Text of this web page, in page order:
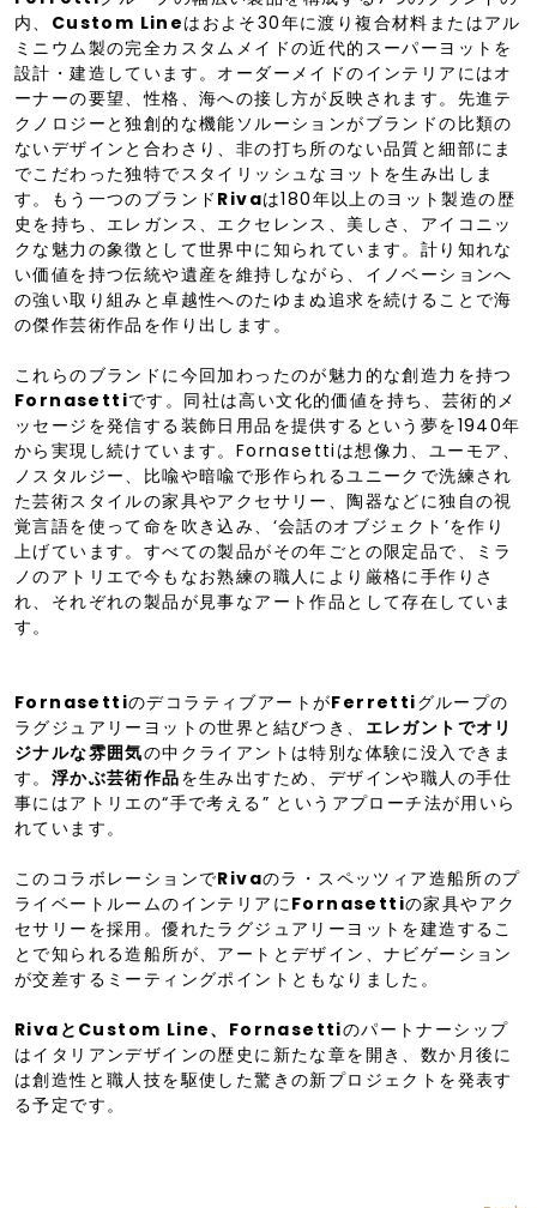
内、 Custom Lineはおよそ30年に渡り複合材料またはアル
ミニウム製の完全カスタムメイドの近代的スーパーヨットを
設計・建造しています。オーダーメイドのインテリアにはオ
ーナーの要望、性格、海への接し方が反映されます。先進テ
クノロジーと独創的な機能ソルーションがブランドの比類の
ないデザインと合わさり、非の打ち所のない品質と細部にま
でこだわった独特でスタイリッシュなヨットを生み出しま
す。もう一つのブランド Rivaは180年以上のヨット製造の歴
史を持ち、エレガンス、エクセレンス、美しさ、アイコニッ
クな魅力の象徴として世界中に知られています。計り知れな
い価値を持つ伝統や遺産を維持しながら、イノベーションへ
の強い取り組みと卓越性へのたゆまぬ追求を続けることで海
の傑作芸術作品を作り出します。
これらのブランドに今回加わったのが魅力的な創造力を持つ
Fornasettiです。同社は高い文化的価値を持ち、芸術的メ
ッセージを発信する装飾日用品を提供するという夢を1940年
から実現し続けています。Fornasettiは想像力、ユーモア、
ノスタルジー、比喩や暗喩で形作られるユニークで洗練され
た芸術スタイルの家具やアクセサリー、陶器などに独自の視
覚言語を使って命を吹き込み、‘会話のオブジェクト’を作り
上げています。すべての製品がその年ごとの限定品で、ミラ
ノのアトリエで今もなお熟練の職人により厳格に手作りさ
れ、それぞれの製品が見事なアート作品として存在していま
す。
FornasettiのデコラティブアートがFerrettiグループの
ラグジュアリーヨットの世界と結びつき、 エレガントでオリ
ジナルな雰囲気の中クライアントは特別な体験に没入できま
す。 浮かぶ芸術作品を生み出すため、デザインや職人の手仕
事にはアトリエの“手で考える” というアプローチ法が用いら
れています。
このコラボレーションでRivaのラ・スペッツィア造船所のプ
ライベートルームのインテリアにFornasettiの家具やアク
セサリーを採用。優れたラグジュアリーヨットを建造するこ
とで知られる造船所が、アートとデザイン、ナビゲーション
が交差するミーティングポイントともなりました。
RivaとCustom Line、Fornasettiのパートナーシップ
はイタリアンデザインの歴史に新たな章を開き、数か月後に
は創造性と職人技を駆使した驚きの新プロジェクトを発表す
る予定です。